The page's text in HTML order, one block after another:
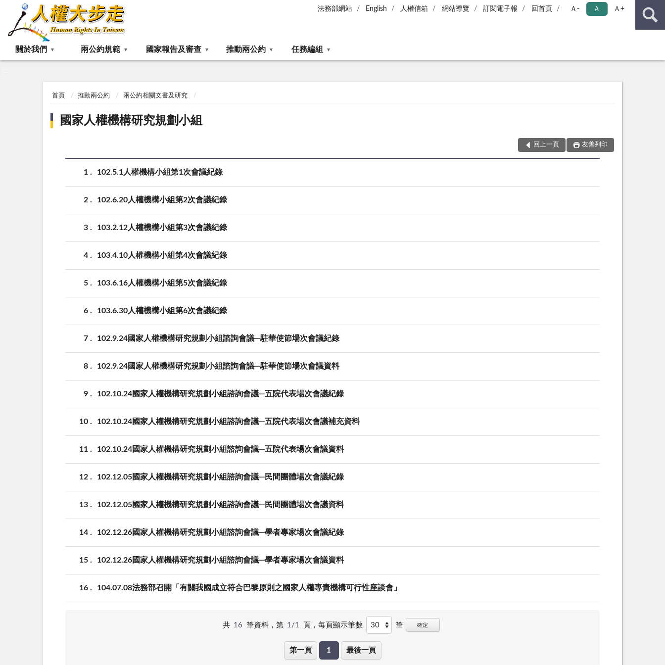
法務部網站 English 人權信箱 網站導覽 訂閱電子報 回首頁 Ａ- Ａ Ａ+
關於我們 兩公約規範 國家報告及審查 推動兩公約 任務編組
首頁 推動兩公約 兩公約相關文書及研究
國家人權機構研究規劃小組
回上一頁 友善列印
1 102.5.1人權機構小組第1次會議紀錄
2 102.6.20人權機構小組第2次會議紀錄
3 103.2.12人權機構小組第3次會議紀錄
4 103.4.10人權機構小組第4次會議紀錄
5 103.6.16人權機構小組第5次會議紀錄
6 103.6.30人權機構小組第6次會議紀錄
7 102.9.24國家人權機構研究規劃小組諮詢會議─駐華使節場次會議紀錄
8 102.9.24國家人權機構研究規劃小組諮詢會議─駐華使節場次會議資料
9 102.10.24國家人權機構研究規劃小組諮詢會議─五院代表場次會議紀錄
10 102.10.24國家人權機構研究規劃小組諮詢會議─五院代表場次會議補充資料
11 102.10.24國家人權機構研究規劃小組諮詢會議─五院代表場次會議資料
12 102.12.05國家人權機構研究規劃小組諮詢會議─民間團體場次會議紀錄
13 102.12.05國家人權機構研究規劃小組諮詢會議─民間團體場次會議資料
14 102.12.26國家人權機構研究規劃小組諮詢會議─學者專家場次會議紀錄
15 102.12.26國家人權機構研究規劃小組諮詢會議─學者專家場次會議資料
16 104.07.08法務部召開「有關我國成立符合巴黎原則之國家人權專責機構可行性座談會」
共 16 筆資料，第 1/1 頁， 每頁顯示筆數 筆 確定
第一頁 1 最後一頁